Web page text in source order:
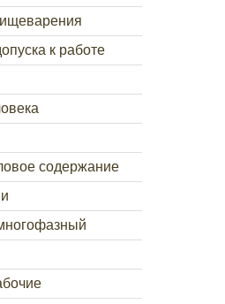
к работе
содержание